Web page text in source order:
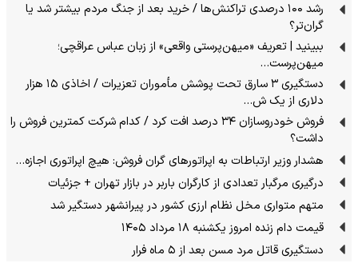
رشد ۱۰۰ درصدی تراکنش‌ها / خرید بعد از جنگ مردم بیشتر شد یا
گران‌تر؟
ببینید | تعریف «میهن‌پرستی واقعی» از زبان عباس عراقچی؛
میهن‌پرست…
دستگیری ۳ سارق تحت پوشش مأموران تعزیرات / اخاذی ۱۵ هزار
دلاری از یک ش…
فروش خودروسازان ۳۴ درصد افت کرد / کدام شرکت کمترین فروش را
داشت؟
هشدار وزیر ارتباطات به اپراتورهای گران فروش: هیچ اپراتوری اجازه…
درگیری مرگبار تعدادی از کارگران باربر در بازار تهران + جزئیات
متهم متواری مخل نظام ارزی کشور در پیرانشهر دستگیر شد
قیمت دام زنده امروز یکشنبه ۱۸ مرداد ۱۴۰۵
دستگیری قاتل مرد مسن بعد از ۵ ماه فرار